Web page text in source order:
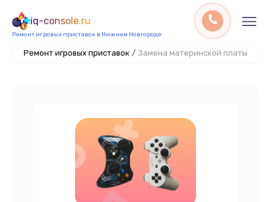
iq-console.ru
Ремонт игровых приставок в Нижнем Новгороде
Ремонт игровых приставок / Замена материнской платы